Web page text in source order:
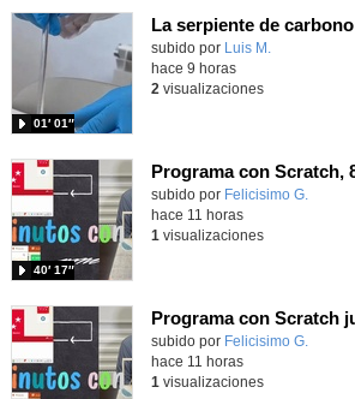
La serpiente de carbono
Contenido educativo.
subido por Luis M.
01′ 01″
hace 9 horas
2 visualizaciones
Contenido educativo.
subido por Felicisimo G.
40′ 17″
hace 11 horas
1 visualizaciones
Contenido educativo.
subido por Felicisimo G.
hace 11 horas
1 visualizaciones